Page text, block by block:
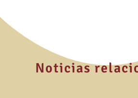
Noticias